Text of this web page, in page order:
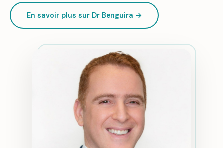
En savoir plus sur Dr Benguira →